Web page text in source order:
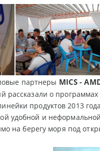
партнеры MICS -
рассказали о
продуктов 2013
удобной и
на берегу моря под